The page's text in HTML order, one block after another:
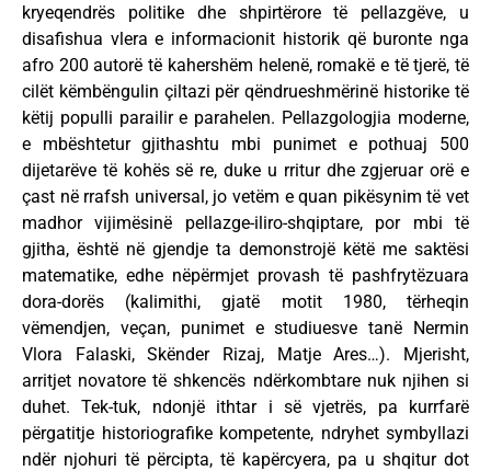
kryeqendrës politike dhe shpirtërore të pellazgëve, u
disafishua vlera e informacionit historik që buronte nga
afro 200 autorë të kahershëm helenë, romakë e të tjerë, të
cilët këmbëngulin çiltazi për qëndrueshmërinë historike të
këtij populli parailir e parahelen. Pellazgologjia moderne,
e mbështetur gjithashtu mbi punimet e pothuaj 500
dijetarëve të kohës së re, duke u rritur dhe zgjeruar orë e
çast në rrafsh universal, jo vetëm e quan pikësynim të vet
madhor vijimësinë pellazge-iliro-shqiptare, por mbi të
gjitha, është në gjendje ta demonstrojë këtë me saktësi
matematike, edhe nëpërmjet provash të pashfrytëzuara
dora-dorës (kalimithi, gjatë motit 1980, tërheqin
vëmendjen, veçan, punimet e studiuesve tanë Nermin
Vlora Falaski, Skënder Rizaj, Matje Ares…). Mjerisht,
arritjet novatore të shkencës ndërkombtare nuk njihen si
duhet. Tek-tuk, ndonjë ithtar i së vjetrës, pa kurrfarë
përgatitje historiografike kompetente, ndryhet symbyllazi
ndër njohuri të përcipta, të kapërcyera, pa u shqitur dot